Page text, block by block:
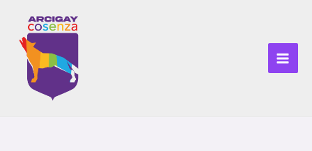
contenuto